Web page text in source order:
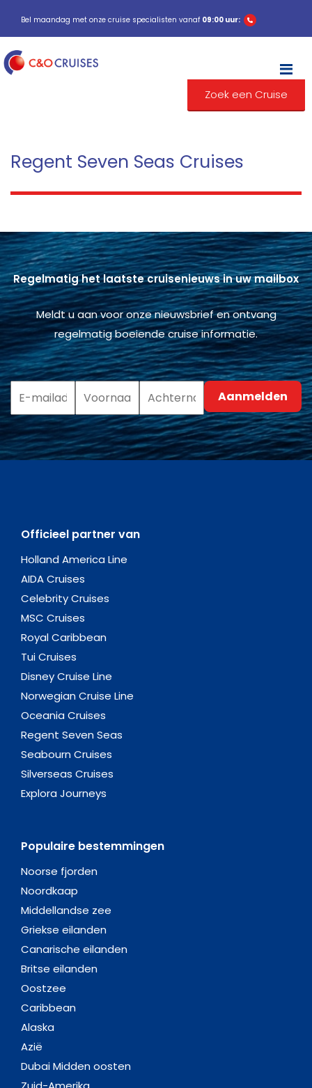
Bel maandag met onze cruise specialisten vanaf 09:00 uur:
Zoek een Cruise
Regent Seven Seas Cruises
Regelmatig het laatste cruisenieuws in uw mailbox
Meldt u aan voor onze nieuwsbrief en ontvang
regelmatig boeiende cruise informatie.
Officieel partner van
Holland America Line
AIDA Cruises
Celebrity Cruises
MSC Cruises
Royal Caribbean
Tui Cruises
Disney Cruise Line
Norwegian Cruise Line
Oceania Cruises
Regent Seven Seas
Seabourn Cruises
Silverseas Cruises
Explora Journeys
Populaire bestemmingen
Noorse fjorden
Noordkaap
Middellandse zee
Griekse eilanden
Canarische eilanden
Britse eilanden
Oostzee
Caribbean
Alaska
Azië
Dubai Midden oosten